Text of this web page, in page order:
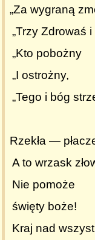
„Za wygraną
„Trzy Zdrowaś
„Kto pobożny
„I ostrożny,
„Tego i bóg
Rzekła —
A to wrzask
Nie pomoże
święty boże!
Kraj nad